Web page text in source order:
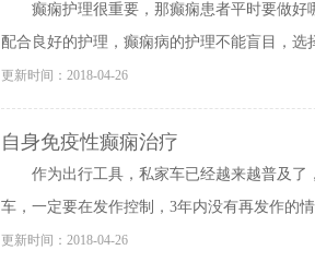
癫痫护理很重要，那癫痫患者平时要做
配合良好的护理，癫痫病的护理不能盲目，选
更新时间：2018-04-26
自身免疫性癫痫治疗
作为出行工具，私家车已经越来越普及
车，一定要在发作控制，3年内没有再发作的
更新时间：2018-04-26